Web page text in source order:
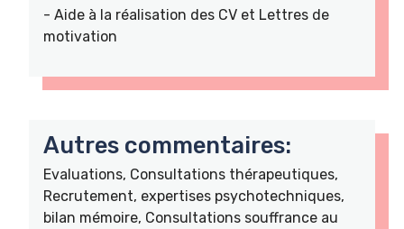
- Aide à la réalisation des CV et Lettres de
motivation
Autres commentaires:
Evaluations, Consultations thérapeutiques,
Recrutement, expertises psychotechniques,
bilan mémoire, Consultations souffrance au